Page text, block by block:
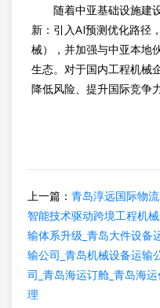
随着中亚基础设施建
新：引入AI预测优化路径
械），并加强与中亚本地
生态。对于国内工程机械
降低风险、提升国际竞争
上一篇： 青岛淳远国际物流
智能技术驱动跨境工程机
输体系升级_青岛大件设备
输公司_青岛机械设备运输
司_青岛海运订舱_青岛海
理